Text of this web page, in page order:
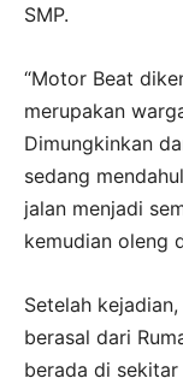
SMP.
“Motor Beat
merupakan
Dimungkinkan
sedang
jalan menjadi
kemudian oleng
Setelah
berasal dari
berada di